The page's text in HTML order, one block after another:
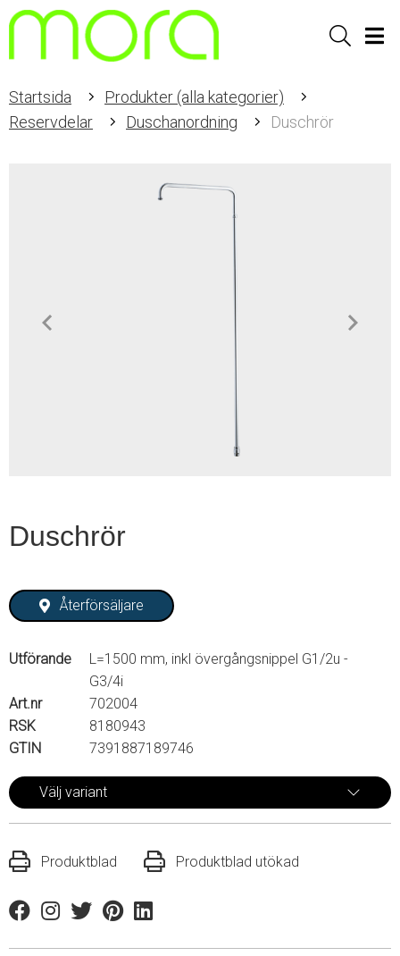
Sök
Startsida
Produkter (alla kategorier)
Reservdelar
Duschanordning Duschrör
Duschrör
Återförsäljare
Utförande
L=1500 mm, inkl övergångsnippel G1/2u -
G3/4i
Art.nr
702004
RSK
8180943
GTIN
7391887189746
Välj variant
Produktblad Produktblad utökad
FacebookInstagram
TwitterPinterestLinkedin